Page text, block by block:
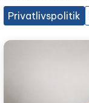
Privatlivspolitik